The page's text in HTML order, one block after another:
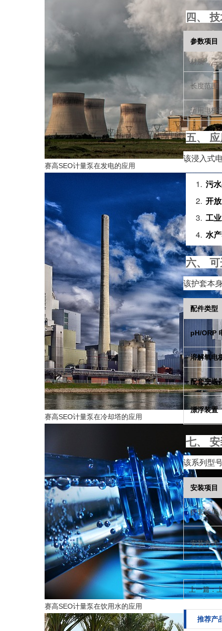
赛高SEO计量泵在发电的应用
赛高SEO计量泵在冷却塔的应用
赛高SEO计量泵在饮用水的应用
四、
参数项目
材质
长度范围
适用电极
五、
该浸入式
污
开
工
水
六、
该护套本
配件类型
pH/ORP
溶解氧电
配套变送
漂浮装置
七、
该系列型
安装项目
护套长度
安装方式
上一篇：
推荐产